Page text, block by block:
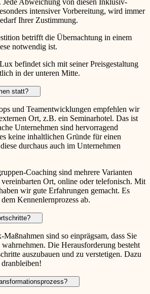
intensiver Vorbereitung, wird immer
Ihrer Zustimmung.
betrifft die Übernachtung in einem
notwendig ist.
befindet sich mit seiner Preisgestaltung
in der unteren Mitte.
statt?
und Teamentwicklungen empfehlen wir
Ort, z.B. ein Seminarhotel. Das ist
Unternehmen sind hervorragend
keine inhaltlichen Gründe für einen
durchaus auch im Unternehmen
Coaching sind mehrere Varianten
Ort, online oder telefonisch. Mit
wir gute Erfahrungen gemacht. Es
Kennenlernprozess ab.
sind so einprägsam, dass Sie
Die Herausforderung besteht
auszubauen und zu verstetigen. Dazu